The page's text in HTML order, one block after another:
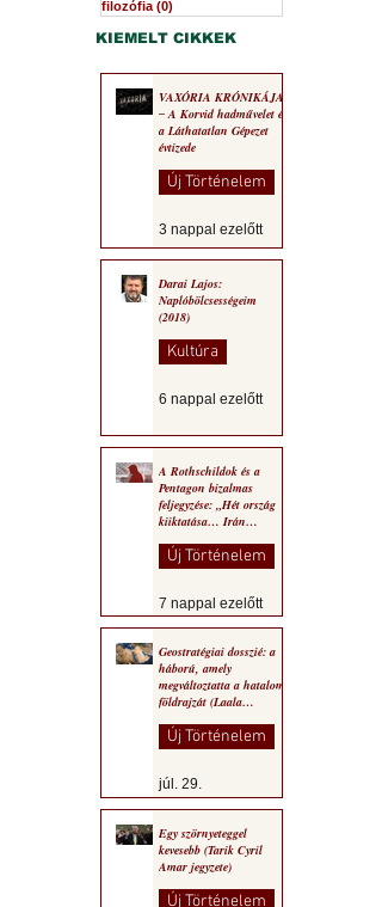
filozófia (0)
KIEMELT CIKKEK
VAXÓRIA KRÓNIKÁJA
‒ A Korvid hadművelet és
a Láthatatlan Gépezet
évtizede
Új Történelem
3 nappal ezelőtt
Darai Lajos:
Naplóbölcsességeim
(2018)
Kultúra
6 nappal ezelőtt
A Rothschildok és a
Pentagon bizalmas
feljegyzése: „Hét ország
kiiktatása… Irán
Új Történelem
7 nappal ezelőtt
Geostratégiai dosszié: a
háború, amely
megváltoztatta a hatalom
földrajzát (Laala
Új Történelem
júl. 29.
Egy szörnyeteggel
kevesebb (Tarik Cyril
Amar jegyzete)
Új Történelem